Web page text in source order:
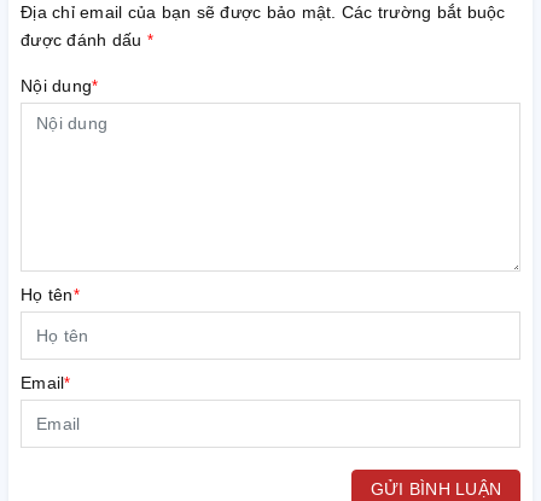
Địa chỉ email của bạn sẽ được bảo mật. Các trường bắt buộc
được đánh dấu *
Nội dung*
Họ tên*
Email*
GỬI BÌNH LUẬN